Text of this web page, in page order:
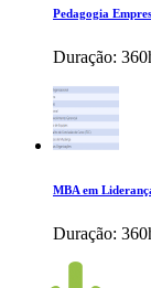
Pedagogia
Duração:
MBA em
Duração: